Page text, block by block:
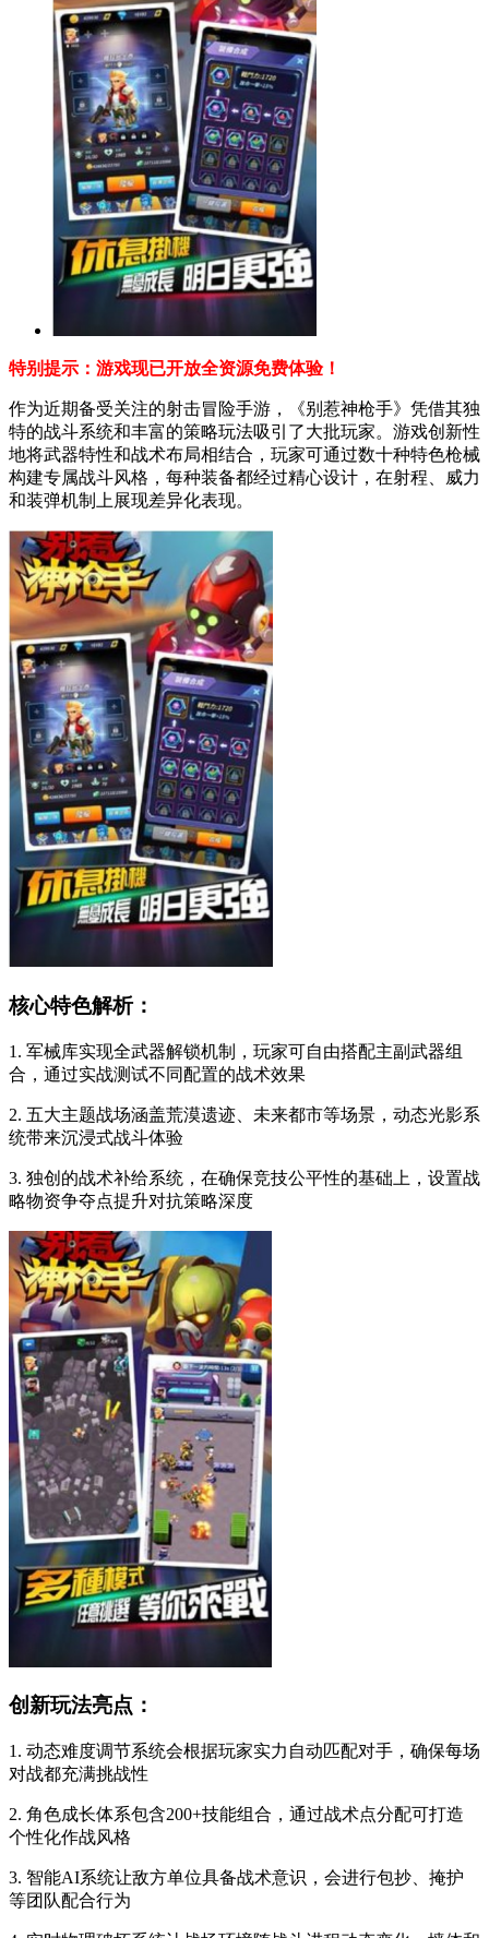
特别提示：游戏现已开放全资源免费体验！
作为近期备受关注的射击冒险手游，《别惹神枪手》凭借其独
特的战斗系统和丰富的策略玩法吸引了大批玩家。游戏创新性
地将武器特性和战术布局相结合，玩家可通过数十种特色枪械
构建专属战斗风格，每种装备都经过精心设计，在射程、威力
和装弹机制上展现差异化表现。
核心特色解析：
1. 军械库实现全武器解锁机制，玩家可自由搭配主副武器组
合，通过实战测试不同配置的战术效果
2. 五大主题战场涵盖荒漠遗迹、未来都市等场景，动态光影系
统带来沉浸式战斗体验
3. 独创的战术补给系统，在确保竞技公平性的基础上，设置战
略物资争夺点提升对抗策略深度
创新玩法亮点：
1. 动态难度调节系统会根据玩家实力自动匹配对手，确保每场
对战都充满挑战性
2. 角色成长体系包含200+技能组合，通过战术点分配可打造
个性化作战风格
3. 智能AI系统让敌方单位具备战术意识，会进行包抄、掩护
等团队配合行为